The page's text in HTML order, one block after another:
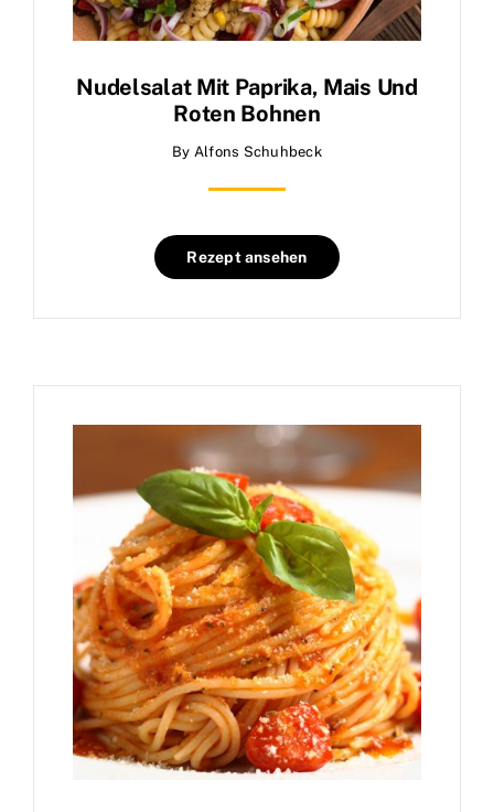
Nudelsalat Mit Paprika, Mais Und
Roten Bohnen
By Alfons Schuhbeck
Rezept ansehen